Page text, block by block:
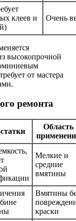
клеев и
Очень
высокопрочной
от мастера
ремонта
Область
Мелкие и
средние
вмятины
Вмятины
краски